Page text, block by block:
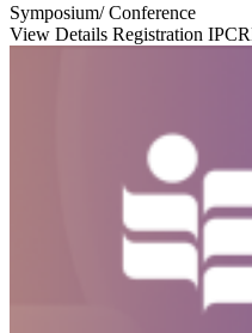
Symposium/ Conference
View Details Registration